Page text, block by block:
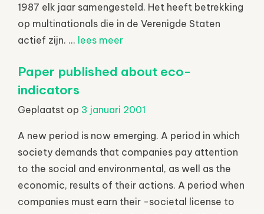
1987 elk jaar samengesteld. Het heeft betrekking
op multinationals die in de Verenigde Staten
actief zijn. ... lees meer
Paper published about eco-
indicators
Geplaatst op 3 januari 2001
A new period is now emerging. A period in which
society demands that companies pay attention
to the social and environmental, as well as the
economic, results of their actions. A period when
companies must earn their -societal license to